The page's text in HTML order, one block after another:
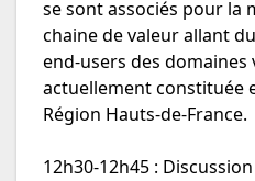
se sont associés pour la
chaine de valeur allant
end-users des domaines
actuellement constituée
Région Hauts-de-France.
12h30-12h45 : Discussion